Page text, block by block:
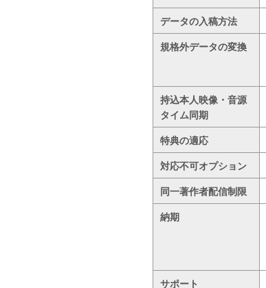
データの入稿方法
規格外データの変換
持込本人映像・音源
タイム同期
特典の適応
対応不可オプション
同一著作者配信制限
納期
サポート